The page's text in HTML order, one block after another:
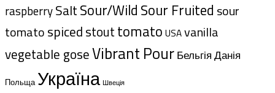
raspberrySaltSour/Wild Sour Fruited sour
tomatospicedstouttomato USAvanilla
vegetable goseVibrant PourБельгіяДанія
Польща Україна Швеція